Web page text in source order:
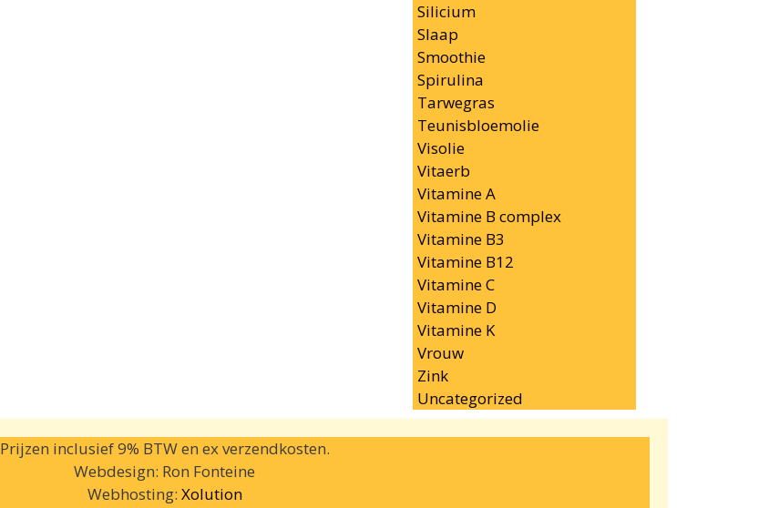
Silicium
Slaap
Smoothie
Spirulina
Tarwegras
Teunisbloemolie
Visolie
Vitaerb
Vitamine A
Vitamine B complex
Vitamine B3
Vitamine B12
Vitamine C
Vitamine D
Vitamine K
Vrouw
Zink
Uncategorized
Prijzen inclusief 9% BTW en ex verzendkosten.
Webdesign: Ron Fonteine
Webhosting: Xolution